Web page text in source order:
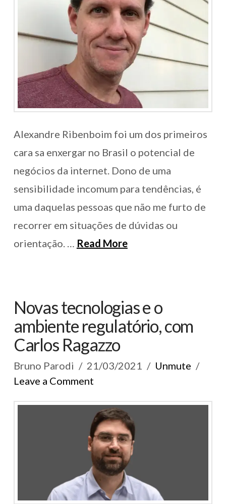
Alexandre Ribenboim foi um dos primeiros
cara sa enxergar no Brasil o potencial de
negócios da internet. Dono de uma
sensibilidade incomum para tendências, é
uma daquelas pessoas que não me furto de
recorrer em situações de dúvidas ou
orientação. … Read More
Novas tecnologias e o
ambiente regulatório, com
Carlos Ragazzo
Bruno Parodi 21/03/2021
Unmute
Leave a Comment